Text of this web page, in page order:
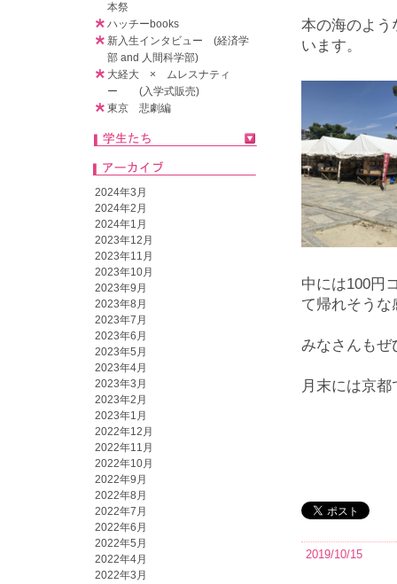
本の海のよう
います。
中には100円
て帰れそうな
みなさんもぜ
月末には京
2019/10/15
本祭
ハッチーbooks
新入生インタビュー (経済学
部 and 人間科学部)
大経大 × ムレスナティ
ー (入学式販売)
東京 悲劇編
2024年3月
2024年2月
2024年1月
2023年12月
2023年11月
2023年10月
2023年9月
2023年8月
2023年7月
2023年6月
2023年5月
2023年4月
2023年3月
2023年2月
2023年1月
2022年12月
2022年11月
2022年10月
2022年9月
2022年8月
2022年7月
2022年6月
2022年5月
2022年4月
2022年3月